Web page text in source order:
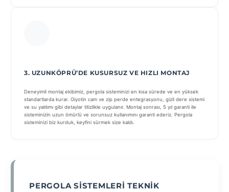
3. UZUNKÖPRÜ’DE KUSURSUZ VE HIZLI MONTAJ
Deneyimli montaj ekibimiz, pergola sisteminizi en kısa sürede ve en yüksek
standartlarda kurar. Giyotin cam ve zip perde entegrasyonu, gizli dere sistemi
ve su yalıtımı gibi detaylar titizlikle uygulanır. Montaj sonrası, 5 yıl garanti ile
sisteminizin uzun ömürlü ve sorunsuz kullanımını garanti ederiz. Pergola
sisteminizi biz kurduk, keyfini sürmek size kaldı.
PERGOLA SISTEMLERI TEKNIK